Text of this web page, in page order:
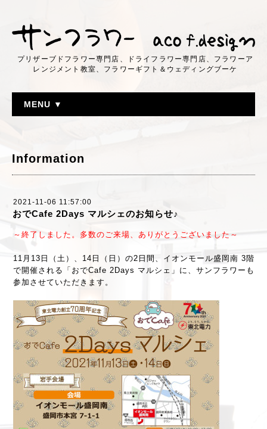
プリザーブドフラワー専門店、ドライフラワー専門店、フラワーア
レンジメント教室、フラワーギフト＆ウェディングブーケ
MENU ▼
Information
2021-11-06 11:57:00
おでCafe 2Days マルシェのお知らせ♪
～終了しました。多数のご来場、ありがとうございました～
11月13日（土）、14日（日）の2日間、イオンモール盛岡南 3階
で開催される「おでCafe 2Days マルシェ」に、サンフラワーも
参加させていただきます。